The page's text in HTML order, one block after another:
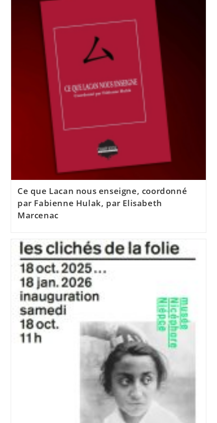
Ce que Lacan nous enseigne, coordonné
par Fabienne Hulak, par Elisabeth
Marcenac